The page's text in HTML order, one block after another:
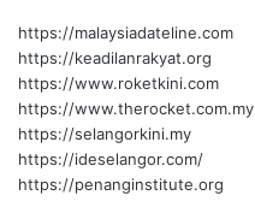
a
n
2
0
2
4
https://malaysiadateline.com
https://keadilanrakyat.org
https://www.roketkini.com
https://www.therocket.com.my
https://selangorkini.my
https://ideselangor.com/
https://penanginstitute.org